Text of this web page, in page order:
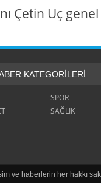
Çetin Uç
KATEGORİLERİ
SPOR
SAĞLIK
ve haberlerin her hakkı